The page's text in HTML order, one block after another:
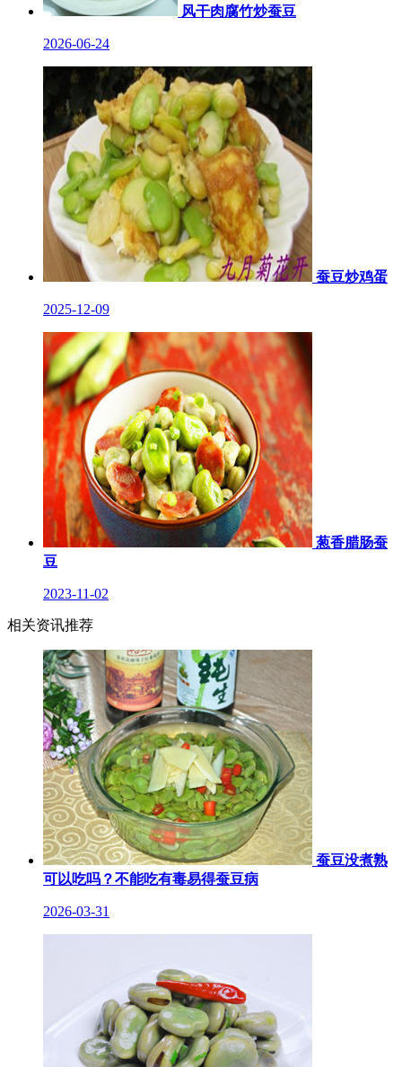
风干肉腐竹炒蚕豆
2026-06-24
蚕豆炒鸡蛋
2025-12-09
葱香腊肠蚕
豆
2023-11-02
相关资讯推荐
蚕豆没煮熟
可以吃吗？不能吃有毒易得蚕豆病
2026-03-31